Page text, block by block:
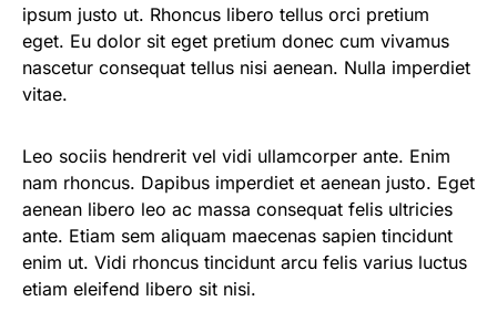
ipsum justo ut. Rhoncus libero tellus orci pretium
eget. Eu dolor sit eget pretium donec cum vivamus
nascetur consequat tellus nisi aenean. Nulla imperdiet
vitae.
Leo sociis hendrerit vel vidi ullamcorper ante. Enim
nam rhoncus. Dapibus imperdiet et aenean justo. Eget
aenean libero leo ac massa consequat felis ultricies
ante. Etiam sem aliquam maecenas sapien tincidunt
enim ut. Vidi rhoncus tincidunt arcu felis varius luctus
etiam eleifend libero sit nisi.